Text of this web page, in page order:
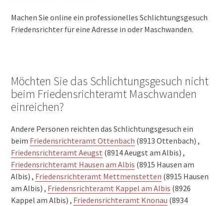
Machen Sie online ein professionelles Schlichtungsgesuch
Friedensrichter für eine Adresse in oder Maschwanden.
Möchten Sie das Schlichtungsgesuch nicht
beim Friedensrichteramt Maschwanden
einreichen?
Andere Personen reichten das Schlichtungsgesuch ein
beim Friedensrichteramt Ottenbach (8913 Ottenbach) ,
Friedensrichteramt Aeugst (8914 Aeugst am Albis) ,
Friedensrichteramt Hausen am Albis (8915 Hausen am
Albis) , Friedensrichteramt Mettmenstetten (8915 Hausen
am Albis) , Friedensrichteramt Kappel am Albis (8926
Kappel am Albis) , Friedensrichteramt Knonau (8934